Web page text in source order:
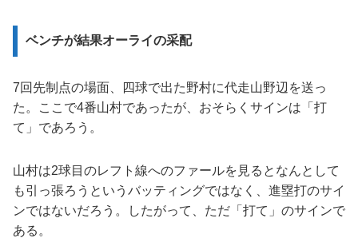
ベンチが結果オーライの采配
7回先制点の場面、四球で出た野村に代走山野辺を送っ
た。ここで4番山村であったが、おそらくサインは「打
て」であろう。
山村は2球目のレフト線へのファールを見るとなんとして
も引っ張ろうというバッティングではなく、進塁打のサイ
ンではないだろう。したがって、ただ「打て」のサインで
ある。